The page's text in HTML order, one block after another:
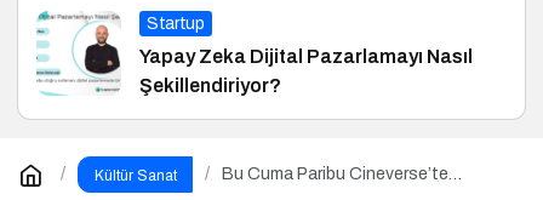
Startup
Yapay Zeka Dijital Pazarlamayı Nasıl
Şekillendiriyor?
Kültür Sanat
Bu Cuma Paribu Cineverse’te